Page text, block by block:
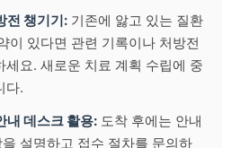
전 챙기기: 기존에 앓고 있는 질환
이 있다면 관련 기록이나 처방전
세요. 새로운 치료 계획 수립에 중
다.
내 데스크 활용: 도착 후에는 안내
설명하고 접수 절차를 문의하